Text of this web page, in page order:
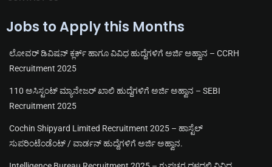
Jobs to Apply this Months
ಲೋವರ್ ಡಿವಿಷನ್ ಕ್ಲರ್ಕ್ ಹಾಗೂ ವಿವಿಧ ಹುದ್ದೆಗಳಿಗೆ ಅರ್ಜಿ ಅಹ್ವಾನ – CCRH
Recruitment 2025
110 ಅಸಿಸ್ಟಂಟ್ ಮ್ಯಾನೇಜರ್ ಖಾಲಿ ಹುದ್ದೆಗಳಿಗೆ ಅರ್ಜಿ ಅಹ್ವಾನ – SEBI
Recruitment 2025
Cochin Shipyard Limited Recruitment 2025 – ಹಾಸ್ಟೆಲ್
ಸುಪರಿಂಟೆಂಡೆಂಟ್ / ವಾರ್ಡನ್ ಹುದ್ದೆಗಳಿಗೆ ಅರ್ಜಿ ಅಹ್ವಾನ.